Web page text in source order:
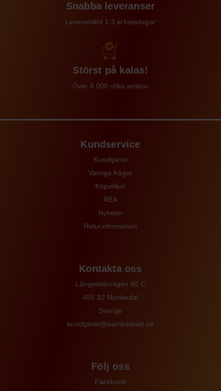
Snabba leveranser
Leveranstid 1-3 arbetsdagar
Störst på kalas!
Över 8 000 olika artiklar
Kundservice
Kundtjänst
Vanliga frågor
Köpvillkor
REA
Nyheter
Returinformation
Kontakta oss
Långedalsvägen 40 C
455 32 Munkedal
Sverige
kundtjanst@barnkalaset.se
Följ oss
Facebook